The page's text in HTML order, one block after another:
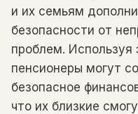
и их семьям
безопасности от
проблем. Используя
пенсионеры могут
безопасное
что их близкие